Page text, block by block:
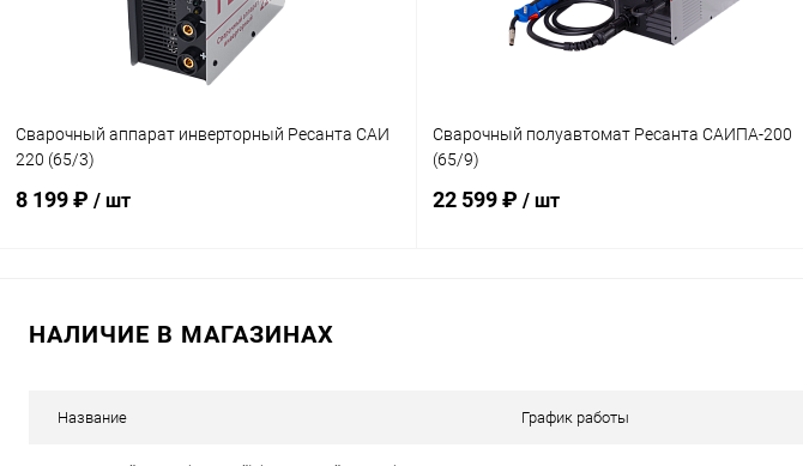
Сварочный аппарат инверторный Ресанта САИ
220 (65/3)
8 199 ₽ / шт
Сварочный полуавтомат Ресанта САИПА-200
(65/9)
22 599 ₽ / шт
НАЛИЧИЕ В МАГАЗИНАХ
Название График работы